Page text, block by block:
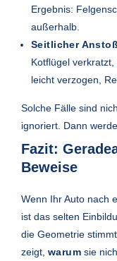
Ergebnis:
außerhalb.
Seitlicher
Kotflügel
leicht verzogen,
Solche Fälle sind
ignoriert. Dann
Fazit:
Beweise
Wenn Ihr Auto nach
ist das selten
die Geometrie
zeigt, warum sie